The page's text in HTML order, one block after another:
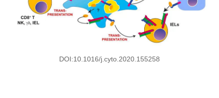
DOI:10.1016/j.cyto.2020.155258